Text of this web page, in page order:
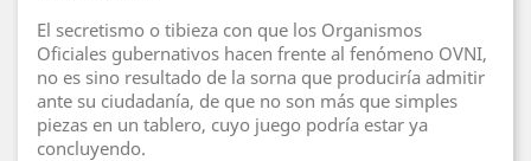
El secretismo o tibieza con que los Organismos
Oficiales gubernativos hacen frente al fenómeno OVNI,
no es sino resultado de la sorna que produciría admitir
ante su ciudadanía, de que no son más que simples
piezas en un tablero, cuyo juego podría estar ya
concluyendo.